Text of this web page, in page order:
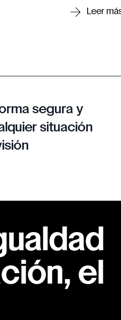
segura y
situación
el